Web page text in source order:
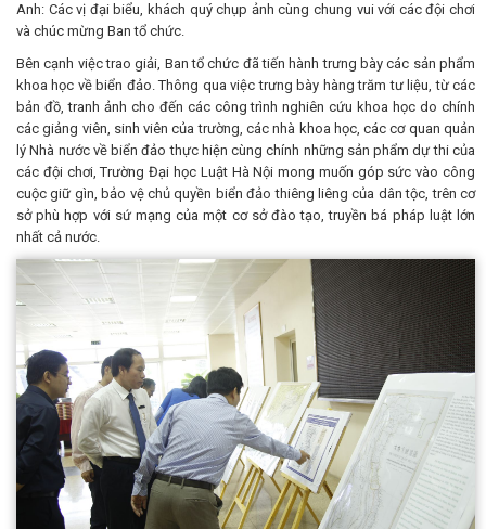
Anh: Các vị đại biểu, khách quý chụp ảnh cùng chung vui với các đội chơi
và chúc mừng Ban tổ chức.
Bên cạnh việc trao giải, Ban tổ chức đã tiến hành trưng bày các sản phẩm
khoa học về biển đảo. Thông qua việc trưng bày hàng trăm tư liệu, từ các
bản đồ, tranh ảnh cho đến các công trình nghiên cứu khoa học do chính
các giảng viên, sinh viên của trường, các nhà khoa học, các cơ quan quản
lý Nhà nước về biển đảo thực hiện cùng chính những sản phẩm dự thi của
các đội chơi, Trường Đại học Luật Hà Nội mong muốn góp sức vào công
cuộc giữ gìn, bảo vệ chủ quyền biển đảo thiêng liêng của dân tộc, trên cơ
sở phù hợp với sứ mạng của một cơ sở đào tạo, truyền bá pháp luật lớn
nhất cả nước.